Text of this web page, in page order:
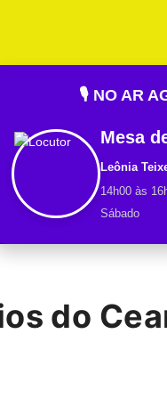
🎙️ NO AR
Mesa
Leônia
14h00 às
Sábado
do